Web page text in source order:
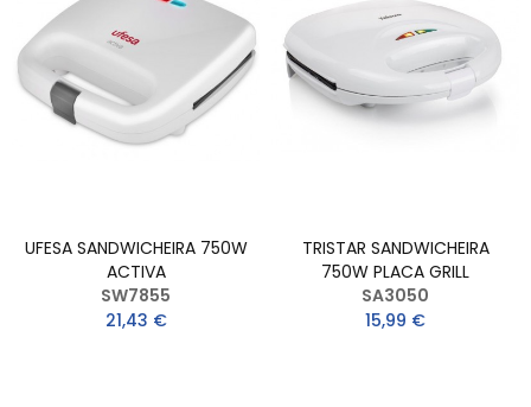
UFESA SANDWICHEIRA 750W
ACTIVA
SW7855
21,43 €
TRISTAR SANDWICHEIRA
750W PLACA GRILL
SA3050
15,99 €